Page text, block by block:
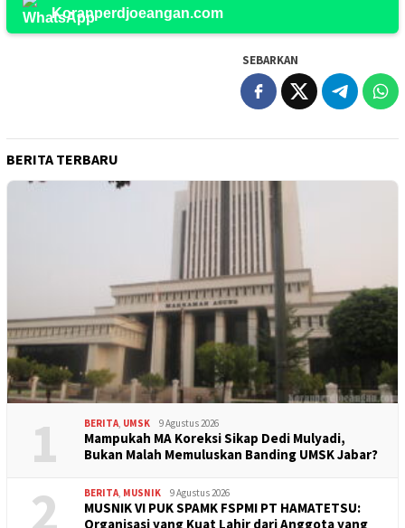
Koranperdjoeangan.com
SEBARKAN
BERITA TERBARU
1 BERITA UMSK 9 Agustus 2026
Mampukah MA Koreksi Sikap Dedi Mulyadi,
Bukan Malah Memuluskan Banding UMSK Jabar?
2 BERITA MUSNIK 9 Agustus 2026
MUSNIK VI PUK SPAMK FSPMI PT HAMATETSU:
Organisasi yang Kuat Lahir dari Anggota yang